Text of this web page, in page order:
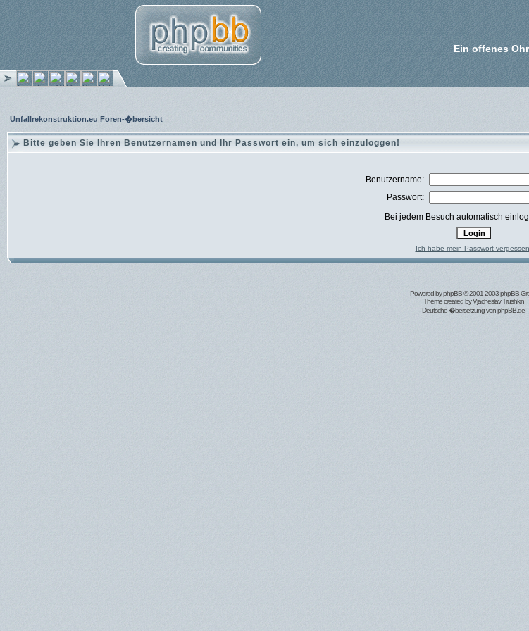
Ein offenes
Unfallrekonstruktion.eu Foren-�bersicht
Bitte geben Sie Ihren Benutzernamen und Ihr Passwort ein, um sich einzuloggen!
Benutzername:
Passwort:
Bei jedem Besuch automatisch
Ich habe mein Passwort
Powered byphpBB© 2001-2003 phpBB
Theme created byVjacheslav Trushkin
Deutsche �bersetzung vonphpBB.de